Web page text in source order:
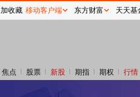
焦点 股票 新股 期指 期权 行情
加收藏 移动客户端 东方财富 天天基